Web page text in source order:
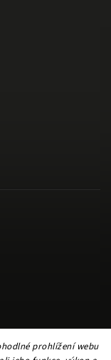
prohlížení webu